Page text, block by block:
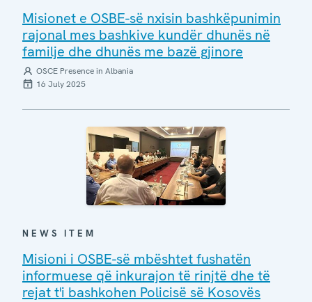
Misionet e OSBE-së nxisin bashkëpunimin
rajonal mes bashkive kundër dhunës në
familje dhe dhunës me bazë gjinore
OSCE Presence in Albania
16 July 2025
NEWS ITEM
Misioni i OSBE-së mbështet fushatën
informuese që inkurajon të rinjtë dhe të
rejat t'i bashkohen Policisë së Kosovës